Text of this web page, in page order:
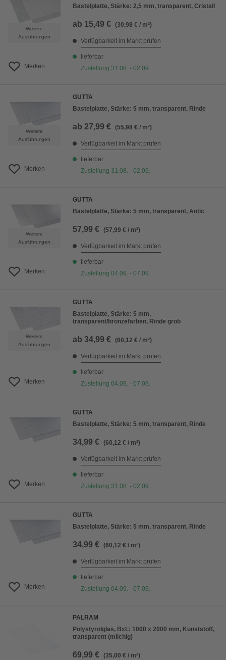
Weitere
Ausführungen
Merken
Bastelplatte, Stärke: 2,5 mm, transparent, Cristall
ab 15,49 € (30,98 € / m²)
Verfügbarkeit im Markt prüfen
lieferbar
Zustellung 31.08. - 02.09.
Weitere
Ausführungen
Merken
GUTTA
Bastelplatte, Stärke: 5 mm, transparent, Rinde
ab 27,99 € (55,98 € / m²)
Verfügbarkeit im Markt prüfen
lieferbar
Zustellung 31.08. - 02.09.
Weitere
Ausführungen
Merken
GUTTA
Bastelplatte, Stärke: 5 mm, transparent, Antic
57,99 € (57,99 € / m²)
Verfügbarkeit im Markt prüfen
lieferbar
Zustellung 04.09. - 07.09.
Weitere
Ausführungen
Merken
GUTTA
Bastelplatte, Stärke: 5 mm,
transparent/bronzefarben, Rinde grob
ab 34,99 € (60,12 € / m²)
Verfügbarkeit im Markt prüfen
lieferbar
Zustellung 04.09. - 07.09.
Merken
GUTTA
Bastelplatte, Stärke: 5 mm, transparent, Rinde
34,99 € (60,12 € / m²)
Verfügbarkeit im Markt prüfen
lieferbar
Zustellung 31.08. - 02.09.
Merken
GUTTA
Bastelplatte, Stärke: 5 mm, transparent, Rinde
34,99 € (60,12 € / m²)
Verfügbarkeit im Markt prüfen
lieferbar
Zustellung 04.09. - 07.09.
PALRAM
Polystyrolglas, BxL: 1000 x 2000 mm, Kunststoff,
transparent (milchig)
69,99 € (35,00 € / m²)